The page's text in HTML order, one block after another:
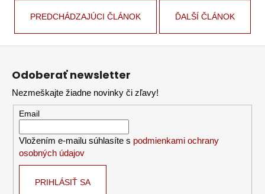
PREDCHÁDZAJÚCI ČLÁNOK ĎALŠÍ ČLÁNOK
Odoberať newsletter
Nezmeškajte žiadne novinky či zľavy!
Email
Vložením e-mailu súhlasíte s podmienkami ochrany
osobných údajov
PRIHLÁSIŤ SA